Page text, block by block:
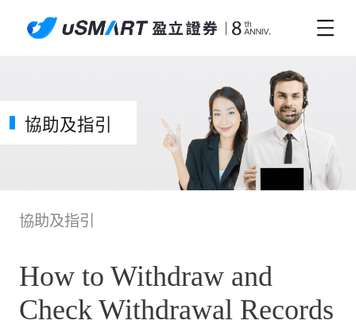
協助及指引
協助及指引
How to Withdraw and
Check Withdrawal Records